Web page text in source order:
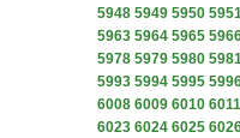
5948 5949 5950
5963 5964 5965
5978 5979 5980
5993 5994 5995
6008 6009 6010 6011
6023 6024 6025